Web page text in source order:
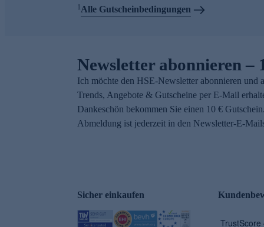
1Alle Gutscheinbedingungen
Newsletter abonnieren –
Ich möchte den HSE-Newsletter abonnieren und
Trends, Angebote & Gutscheine per E-Mail
Dankeschön bekommen Sie einen 10 €
Abmeldung ist jederzeit in den Newsletter-E-
Sicher einkaufen